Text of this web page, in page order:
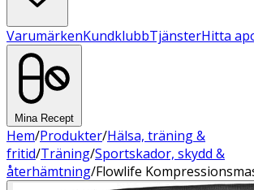
VarumärkenKundklubbTjänsterHitta
Mina Recept
Hem/Produkter/Hälsa, träning &
fritid/Träning/Sportskador, skydd &
återhämtning/Flowlife